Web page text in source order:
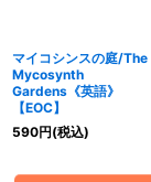
マイコシンスの庭/The
Mycosynth
Gardens《英語》
【EOC】
590円(税込)